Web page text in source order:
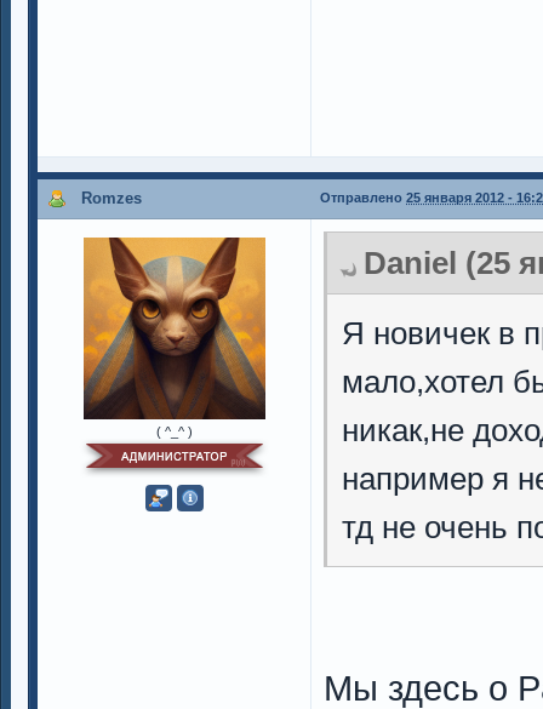
Romzes Отправлено 25 января 2012 -
( ^_^ )
Daniel (25
Я новичек в
мало,хотел
никак,не
например я
тд не очень
Мы здесь о